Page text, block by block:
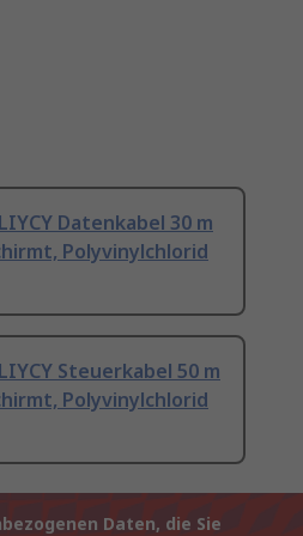
Datenkabel 30 m
Polyvinylchlorid
Steuerkabel 50 m
Polyvinylchlorid
Daten, die Sie